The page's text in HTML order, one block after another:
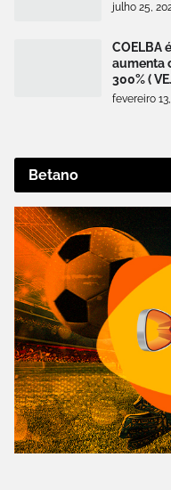
julho 25,
COELBA
aumenta
300% (
fevereiro
Betano